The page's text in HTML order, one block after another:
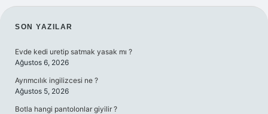
SIDEBAR
SON YAZILAR
Evde kedi uretip satmak yasak mı ?
Ağustos 6, 2026
Ayrımcılık ingilizcesi ne ?
Ağustos 5, 2026
Botla hangi pantolonlar giyilir ?